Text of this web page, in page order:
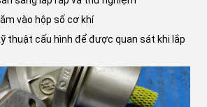
vào hộp số cơ khí
thuật cấu hình để được quan sát khi lắp